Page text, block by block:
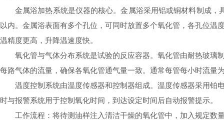
金属浴加热系统是仪器的核心。金属浴采用铝或铜材料制成
以内。金属浴表面有多个孔位，可同时放置多个氧化管，各孔位
温精度更高，升降温速度快。
氧化管与气体分布系统是试验的反应容器。氧化管由耐热玻璃
每路气体的流量，确保各氧化管通气量一致。通常每管每小时流量
温度控制系统由温度传感器和控制器组成。温度传感器采用
时与报警系统用于控制氧化时间，到达设定时间后自动报警提示。
工作流程：将待测油样注入清洁干燥的氧化管中，加入规定